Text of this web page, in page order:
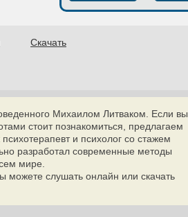
Скачать
Михаилом Литваком. Если вы
стоит познакомиться, предлагаем
и психолог со стажем
разработал современные методы
мире.
можете слушать онлайн или скачать